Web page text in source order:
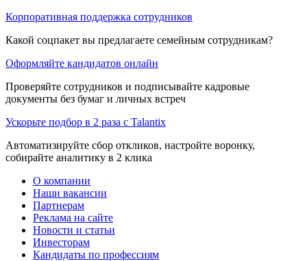
Корпоративная поддержка сотрудников
Какой соцпакет вы предлагаете семейным сотрудникам?
Оформляйте кандидатов онлайн
Проверяйте сотрудников и подписывайте кадровые
документы без бумаг и личных встреч
Ускорьте подбор в 2 раза с Talantix
Автоматизируйте сбор откликов, настройте воронку,
собирайте аналитику в 2 клика
О компании
Наши вакансии
Партнерам
Реклама на сайте
Новости и статьи
Инвесторам
Кандидаты по профессиям